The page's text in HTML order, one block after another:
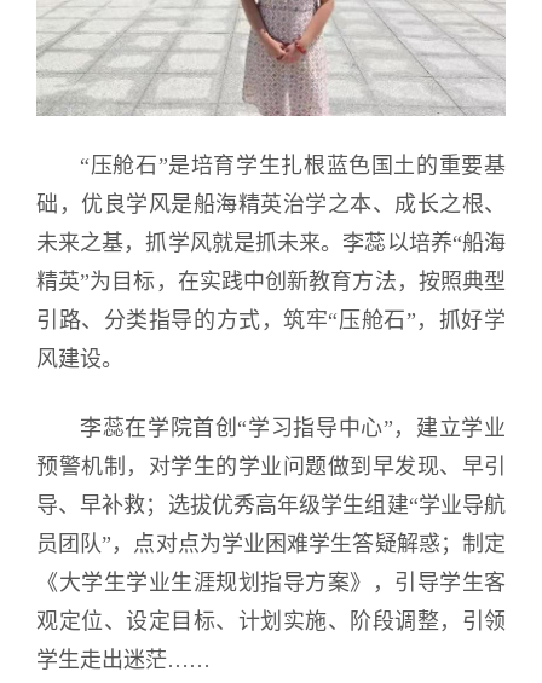
“压舱石”是培育学生扎根蓝色国土的重要基
础，优良学风是船海精英治学之本、成长之根、
未来之基，抓学风就是抓未来。李蕊以培养“船海
精英”为目标，在实践中创新教育方法，按照典型
引路、分类指导的方式，筑牢“压舱石”，抓好学
风建设。
李蕊在学院首创“学习指导中心”，建立学业
预警机制，对学生的学业问题做到早发现、早引
导、早补救；选拔优秀高年级学生组建“学业导航
员团队”，点对点为学业困难学生答疑解惑；制定
《大学生学业生涯规划指导方案》，引导学生客
观定位、设定目标、计划实施、阶段调整，引领
学生走出迷茫……